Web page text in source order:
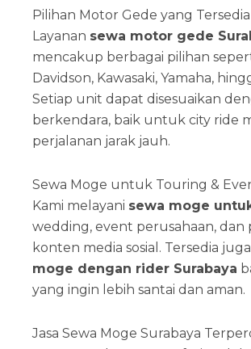
Pilihan Motor Gede yang Tersedia
Layanan sewa motor gede
mencakup berbagai pilihan
Davidson, Kawasaki, Yamaha,
Setiap unit dapat disesuaikan
berkendara, baik untuk city ride
perjalanan jarak jauh.
Sewa Moge untuk Touring &
Kami melayani sewa moge
wedding, event perusahaan, dan
konten media sosial. Tersedia
moge dengan rider Surabaya
yang ingin lebih santai dan aman.
Jasa Sewa Moge Surabaya